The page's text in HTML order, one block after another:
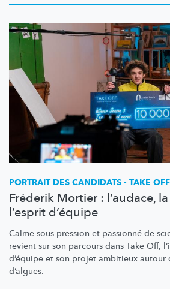
PORTRAIT DES CANDIDATS - TAKE
Fréderik Mortier : l’audace,
l’esprit d’équipe
Calme sous pression et passionné de
revient sur son parcours dans Take Off,
d’équipe et son projet ambitieux autour
d’algues.